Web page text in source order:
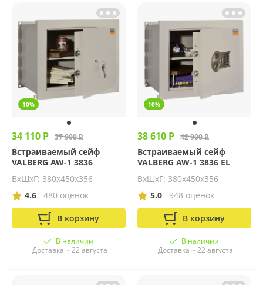
10%
34 110 Р 37 900 Р
Встраиваемый сейф
VALBERG AW-1 3836
ВхШхГ: 380х450х356
4.6
480 оценок
В корзину
В наличии
Доставка ~ 22 августа
10%
38 610 Р 42 900 Р
Встраиваемый сейф
VALBERG AW-1 3836 EL
ВхШхГ: 380х450х356
5.0
948 оценок
В корзину
В наличии
Доставка ~ 22 августа